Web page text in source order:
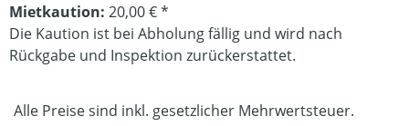
Mietkaution: 20,00 € *
Die Kaution ist bei Abholung fällig und wird nach
Rückgabe und Inspektion zurückerstattet.
Alle Preise sind inkl. gesetzlicher Mehrwertsteuer.